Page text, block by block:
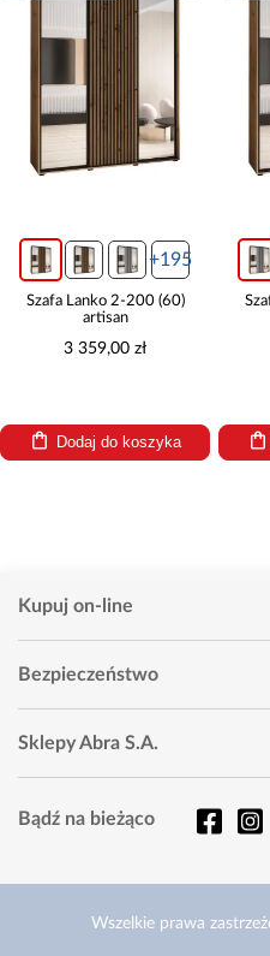
Szafa Lanko 2-200 (60)
artisan/biały
3 359,00 zł
Dodaj do koszyka
Kupuj on-line
Bezpieczeństwo
Sklepy Abra S.A.
Bądź na bieżąco
Wszelkie prawa